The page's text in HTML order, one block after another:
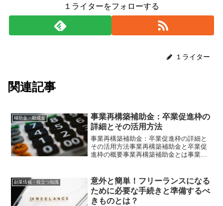
１ライターをフォローする
１ライター
関連記事
補助金・助成金
事業再構築補助金：卒業促進枠の
詳細とその活用方法
事業再構築補助金：卒業促進枠の詳細と
その活用方法事業再構築補助金と卒業促
進枠の概要事業再構築補助金とは事業再
ストコロナ等経営環境の変化に対応し、
日本経済の構造転換を促進...
副業情報・役立つ知識
意外と簡単！フリーランスになる
ために必要な手続きと準備するべ
きものとは？